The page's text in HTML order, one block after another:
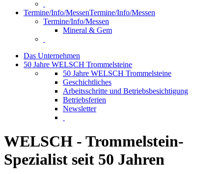
Termine/Info/MessenTermine/Info/Messen
Termine/Info/Messen
Mineral & Gem
Das Unternehmen
50 Jahre WELSCH Trommelsteine
50 Jahre WELSCH Trommelsteine
Geschichtliches
Arbeitsschritte und Betriebsbesichtigung
Betriebsferien
Newsletter
WELSCH - Trommelstein-
Spezialist seit 50 Jahren